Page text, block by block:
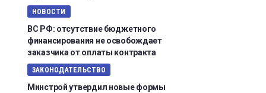
НОВОСТИ
ВС РФ: отсутствие бюджетного
финансирования не освобождает
заказчика от оплаты контракта
ЗАКОНОДАТЕЛЬСТВО
Минстрой утвердил новые формы